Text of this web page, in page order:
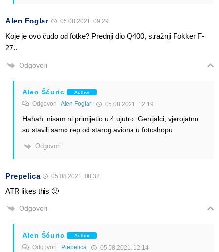
Alen Foglar 05.08.2021. 09:29
Koje je ovo čudo od fotke? Prednji dio Q400, stražnji Fokker F-
27..
Odgovori
Alen Šćuric Author
Odgovori Alen Foglar 05.08.2021. 12:19
Hahah, nisam ni primijetio u 4 ujutro. Genijalci, vjerojatno
su stavili samo rep od starog aviona u fotoshopu.
Odgovori
Prepelica 05.08.2021. 08:32
ATR likes this 🙂
Odgovori
Alen Šćuric Author
Odgovori Prepelica 05.08.2021. 12:14